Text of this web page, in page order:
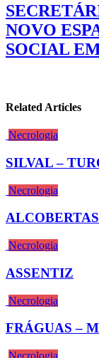
NOVO
SOCIAL
Related Articles
Necrologia
SILVAL –
Necrologia
ALCOBERTAS
Necrologia
ASSENTIZ
Necrologia
FRÁGUAS –
Necrologia